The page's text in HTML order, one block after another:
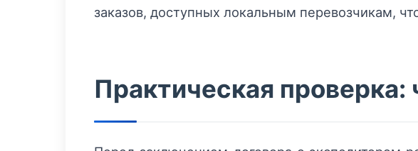
заказов, доступных локальным перевозчикам,
Практическая проверка: